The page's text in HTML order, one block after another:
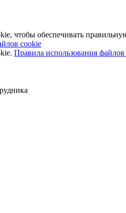
чтобы обеспечивать
cookie
Правила использования